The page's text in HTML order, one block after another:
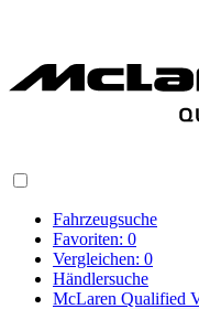
Fahrzeugsuche
Favoriten: 0
Vergleichen: 0
Händlersuche
McLaren Qualified